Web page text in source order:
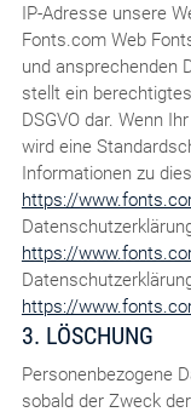
IP-Adresse unsere
Fonts.com Web
und ansprechenden
stellt ein
DSGVO dar. Wenn
wird eine
Informationen zu
https://
https://
https://
3. LÖSCHUNG
Personenbezogene
sobald der Zweck